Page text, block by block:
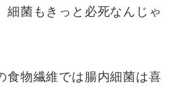
細菌もきっと必死なんじゃ
食物繊維では腸内細菌は喜